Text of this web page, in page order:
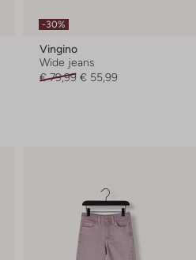
-30%
Vingino
Wide jeans
€ 79,99 € 55,99